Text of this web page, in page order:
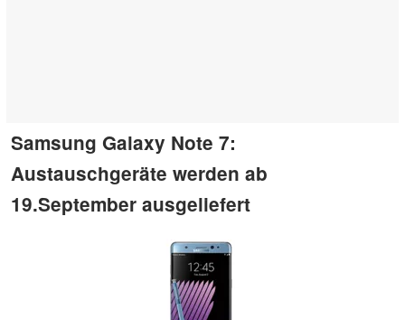
Samsung Galaxy Note 7:
Austauschgeräte werden ab
19.September ausgeliefert